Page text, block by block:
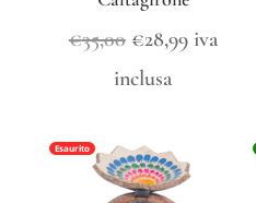
€35,00 Il
prezzo
era:
€35,00.
€28,99Il
€28,99.
iva
inclusa
Esaurito